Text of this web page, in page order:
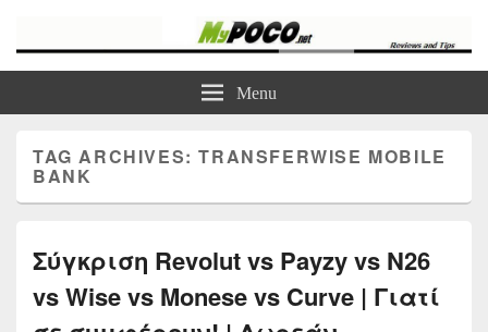
Τα καλύτερα Reviews , Συγκρίσεις , VPN , Webhosting
Menu
TAG ARCHIVES:TRANSFERWISE MOBILE
BANK
Σύγκριση Revolut vs Payzy vs N26
vs Wise vs Monese vs Curve | Γιατί